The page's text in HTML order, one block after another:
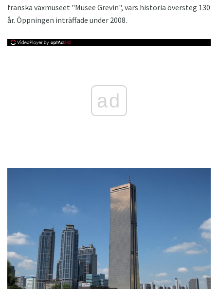
franska vaxmuseet "Musee Grevin", vars historia översteg 130
år. Öppningen inträffade under 2008.
ad